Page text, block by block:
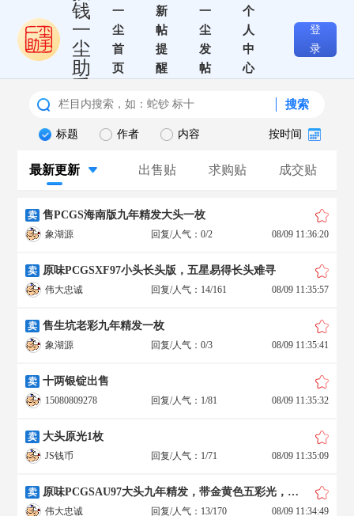
钱
一
尘
助
一
尘
首
页
新
帖
提
醒
一
尘
发
帖
个
人
中
心
登
录
搜索
标题 作者 内容 按时间
最新更新 出售贴 求购贴 成交贴
卖 售PCGS海南版九年精发大头一枚
象湖源 回复/人气：0/2 08/09 11:36:20
卖 原味PCGSXF97小头长头版，五星易得长头难寻
伟大忠诚 回复/人气：14/161 08/09 11:35:57
卖 售生坑老彩九年精发一枚
象湖源 回复/人气：0/3 08/09 11:35:41
卖 十两银锭出售
15080809278 回复/人气：1/81 08/09 11:35:32
卖 大头原光1枚
JS钱币 回复/人气：1/71 08/09 11:35:09
卖 原味PCGSAU97大头九年精发，带金黄色五彩光，太漂亮
伟大忠诚 回复/人气：13/170 08/09 11:34:49